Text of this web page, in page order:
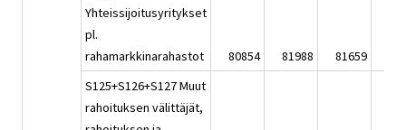
Yhteissijoitusyritykset
pl.
rahamarkkinarahastot
80854 81988 81659
S125+S126+S127 Muut
rahoituksen välittäjät,